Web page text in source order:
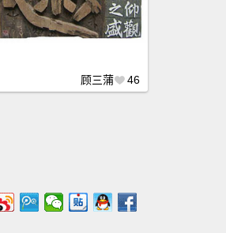
顾三蒲
46